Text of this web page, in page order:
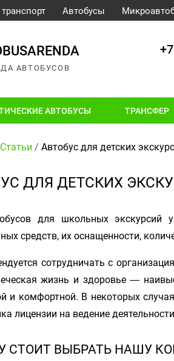
Автобусы
АВТОБУСОВ
АВТОБУСЫ ТРАНСФЕР
Статьи / Автобус для детских
ДЛЯ ДЕТСКИХ
для школьных экскурсий
средств, их оснащенности,
сотрудничать с
жизнь и здоровье ―
и комфортной. В некоторых
лицензии на ведение
СТОИТ ВЫБРАТЬ НАШУ